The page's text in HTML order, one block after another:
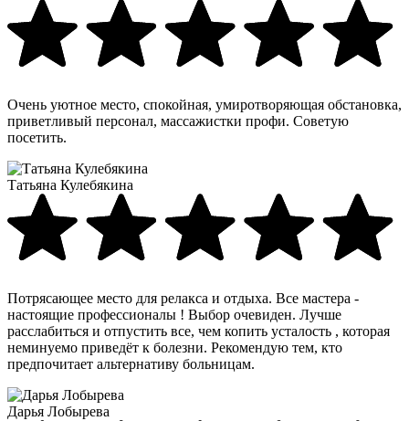
Очень уютное место, спокойная, умиротворяющая обстановка,
приветливый персонал, массажистки профи. Советую
посетить.
Татьяна Кулебякина
Потрясающее место для релакса и отдыха. Все мастера -
настоящие профессионалы ! Выбор очевиден. Лучше
расслабиться и отпустить все, чем копить усталость , которая
неминуемо приведёт к болезни. Рекомендую тем, кто
предпочитает альтернативу больницам.
Дарья Лобырева